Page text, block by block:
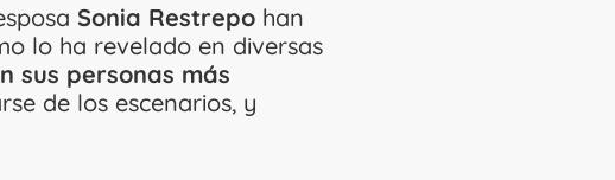
Sonia Restrepo han
lo ha revelado en diversas
sus personas más
de los escenarios, y